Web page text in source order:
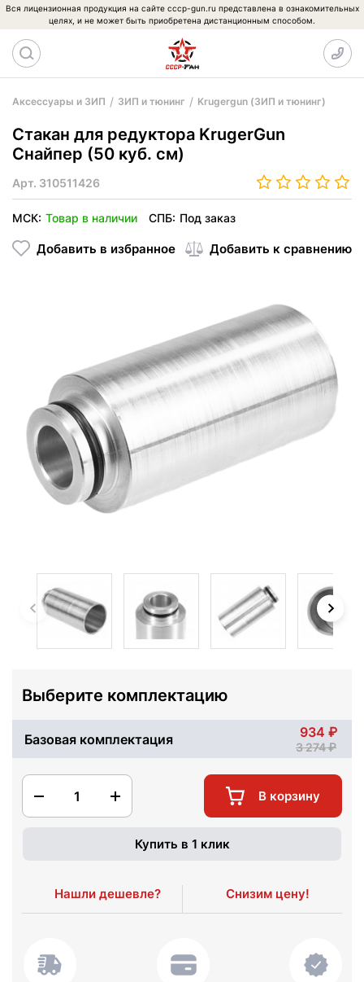
Вся лицензионная продукция на сайте cccp-gun.ru представлена в ознакомительных
целях, и не может быть приобретена дистанционным способом.
Аксессуары и ЗИП ЗИП и тюнинг Krugergun (ЗИП и тюнинг)
Стакан для редуктора KrugerGun
Снайпер (50 куб. см)
Арт. 310511426
МСК: Товар в наличии СПБ: Под заказ
Добавить в избранное Добавить к сравнению
Выберите комплектацию
Базовая комплектация 934
3 274
1 В корзину
Купить в 1 клик
Нашли дешевле? Снизим цену!